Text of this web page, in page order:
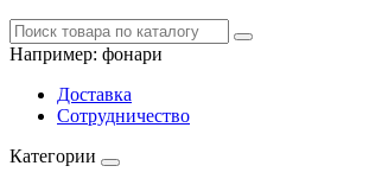
Например: фонари
Доставка
Сотрудничество
Категории